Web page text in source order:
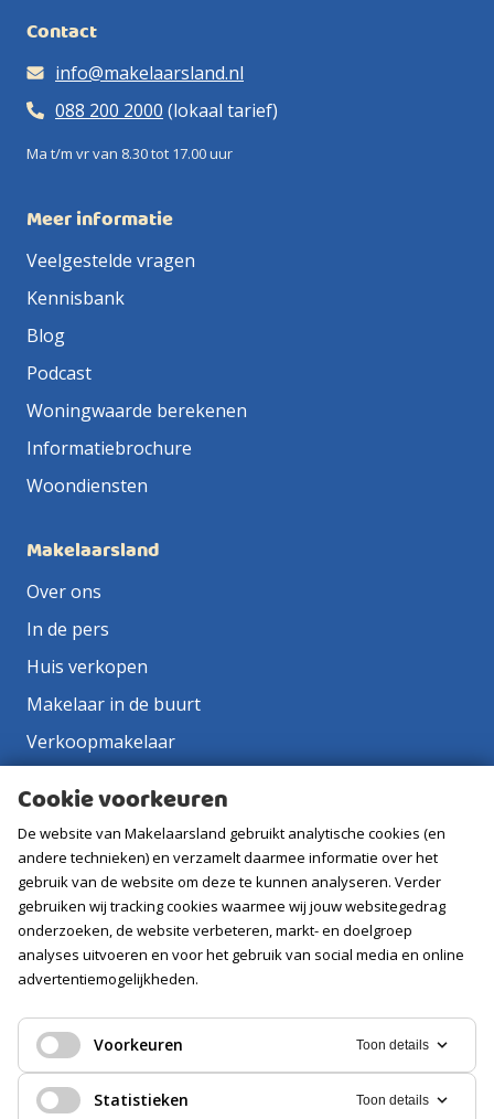
Contact
info@makelaarsland.nl
088 200 2000 (lokaal tarief)
Ma t/m vr van 8.30 tot 17.00 uur
Meer informatie
Veelgestelde vragen
Kennisbank
Blog
Podcast
Woningwaarde berekenen
Informatiebrochure
Woondiensten
Makelaarsland
Over ons
In de pers
Huis verkopen
Makelaar in de buurt
Verkoopmakelaar
Vacatures
Volg ons
Cookie voorkeuren
De website van Makelaarsland gebruikt analytische cookies (en
andere technieken) en verzamelt daarmee informatie over het
gebruik van de website om deze te kunnen analyseren. Verder
gebruiken wij tracking cookies waarmee wij jouw websitegedrag
onderzoeken, de website verbeteren, markt- en doelgroep
analyses uitvoeren en voor het gebruik van social media en online
advertentiemogelijkheden.
Voorkeuren Toon details
Statistieken Toon details